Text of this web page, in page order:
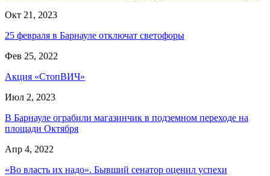
Окт 21, 2023
25 февраля в Барнауле отключат светофоры
Фев 25, 2022
Акция «СтопВИЧ»
Июл 2, 2023
В Барнауле ограбили магазинчик в подземном переходе на
площади Октября
Апр 4, 2022
«Во власть их надо». Бывший сенатор оценил успехи